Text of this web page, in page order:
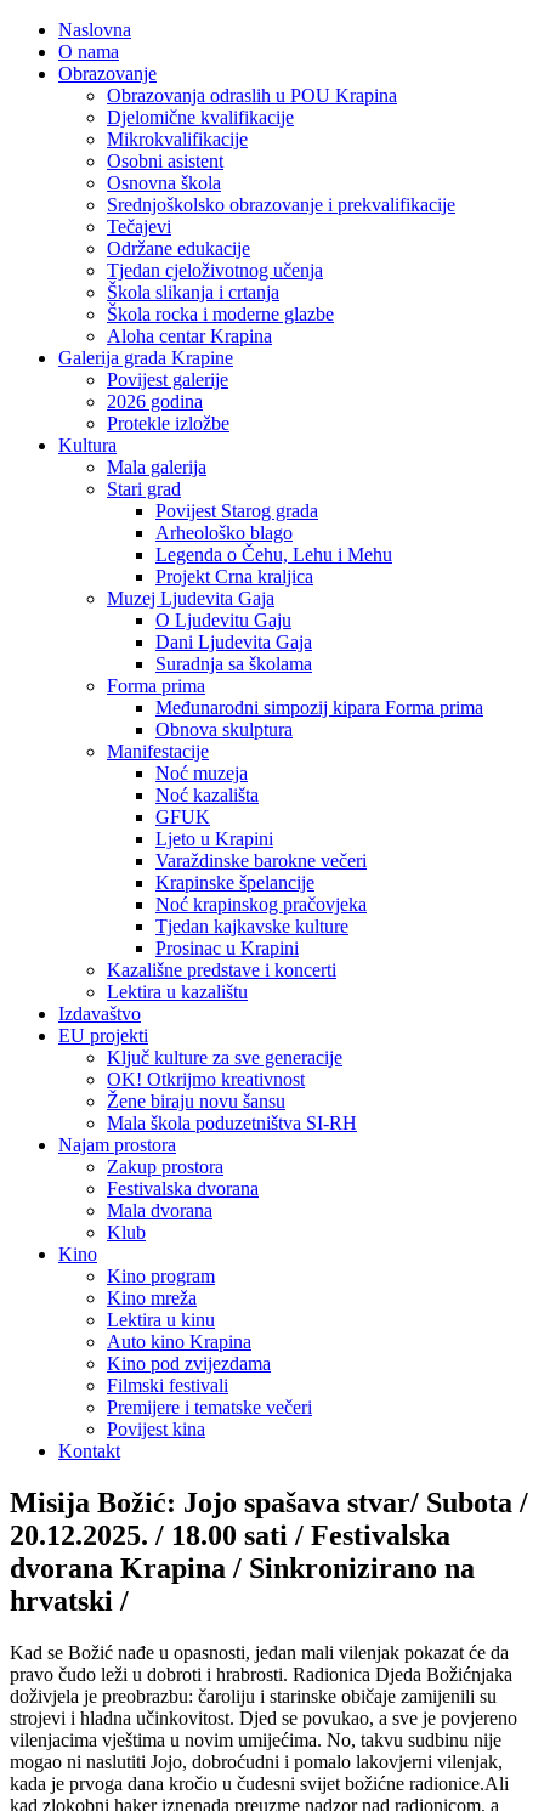
Naslovna
O nama
Obrazovanje
Obrazovanja odraslih u POU Krapina
Djelomične kvalifikacije
Mikrokvalifikacije
Osobni asistent
Osnovna škola
Srednjoškolsko obrazovanje i prekvalifikacije
Tečajevi
Održane edukacije
Tjedan cjeloživotnog učenja
Škola slikanja i crtanja
Škola rocka i moderne glazbe
Aloha centar Krapina
Galerija grada Krapine
Povijest galerije
2026 godina
Protekle izložbe
Kultura
Mala galerija
Stari grad
Povijest Starog grada
Arheološko blago
Legenda o Čehu, Lehu i Mehu
Projekt Crna kraljica
Muzej Ljudevita Gaja
O Ljudevitu Gaju
Dani Ljudevita Gaja
Suradnja sa školama
Forma prima
Međunarodni simpozij kipara Forma prima
Obnova skulptura
Manifestacije
Noć muzeja
Noć kazališta
GFUK
Ljeto u Krapini
Varaždinske barokne večeri
Krapinske špelancije
Noć krapinskog pračovjeka
Tjedan kajkavske kulture
Prosinac u Krapini
Kazališne predstave i koncerti
Lektira u kazalištu
Izdavaštvo
EU projekti
Ključ kulture za sve generacije
OK! Otkrijmo kreativnost
Žene biraju novu šansu
Mala škola poduzetništva SI-RH
Najam prostora
Zakup prostora
Festivalska dvorana
Mala dvorana
Klub
Kino
Kino program
Kino mreža
Lektira u kinu
Auto kino Krapina
Kino pod zvijezdama
Filmski festivali
Premijere i tematske večeri
Povijest kina
Kontakt
Misija Božić: Jojo spašava stvar/ Subota /
20.12.2025. / 18.00 sati / Festivalska
dvorana Krapina / Sinkronizirano na
hrvatski /
Kad se Božić nađe u opasnosti, jedan mali vilenjak pokazat će da
pravo čudo leži u dobroti i hrabrosti. Radionica Djeda Božićnjaka
doživjela je preobrazbu: čaroliju i starinske običaje zamijenili su
strojevi i hladna učinkovitost. Djed se povukao, a sve je povjereno
vilenjacima vještima u novim umijećima. No, takvu sudbinu nije
mogao ni naslutiti Jojo, dobroćudni i pomalo lakovjerni vilenjak,
kada je prvoga dana kročio u čudesni svijet božićne radionice.Ali
kad zlokobni haker iznenada preuzme nadzor nad radionicom, a